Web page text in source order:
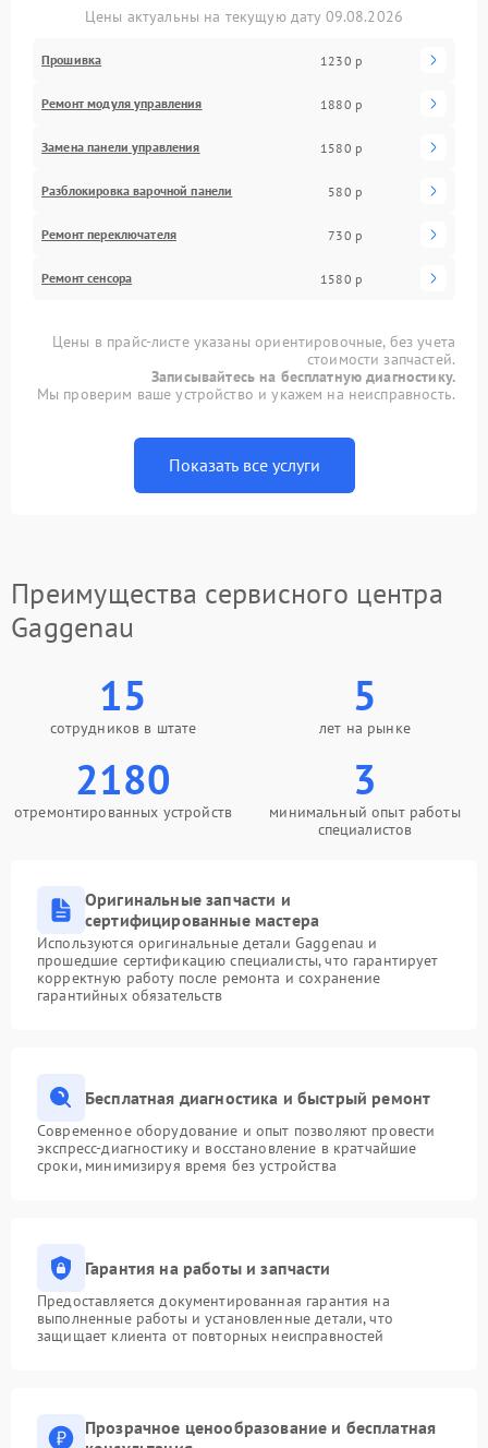
Цены актуальны на текущую дату 09.08.2026
Прошивка 1230 р
Ремонт модуля управления 1880 р
Замена панели управления 1580 р
Разблокировка варочной панели 580 р
Ремонт переключателя 730 р
Ремонт сенсора 1580 р
Цены в прайс-листе указаны ориентировочные, без учета
стоимости запчастей.
Записывайтесь на бесплатную диагностику.
Мы проверим ваше устройство и укажем на неисправность.
Показать все услуги
Преимущества сервисного центра
Gaggenau
15
сотрудников в штате
5
лет на рынке
2180
отремонтированных устройств
3
минимальный опыт работы
специалистов
Оригинальные запчасти и
сертифицированные мастера
Используются оригинальные детали Gaggenau и
прошедшие сертификацию специалисты, что гарантирует
корректную работу после ремонта и сохранение
гарантийных обязательств
Бесплатная диагностика и быстрый ремонт
Современное оборудование и опыт позволяют провести
экспресс-диагностику и восстановление в кратчайшие
сроки, минимизируя время без устройства
Гарантия на работы и запчасти
Предоставляется документированная гарантия на
выполненные работы и установленные детали, что
защищает клиента от повторных неисправностей
Прозрачное ценообразование и бесплатная